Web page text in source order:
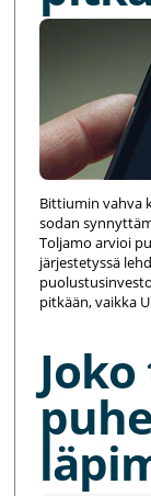
Bittiumin vahva
sodan
Toljamo arvioi
järjestetyssä
pitkään, vaikka